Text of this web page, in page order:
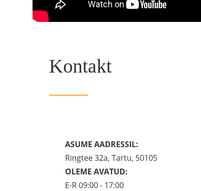
Kontakt
ASUME AADRESSIL:
Ringtee 32a, Tartu, 50105
OLEME AVATUD:
E-R 09:00 - 17:00